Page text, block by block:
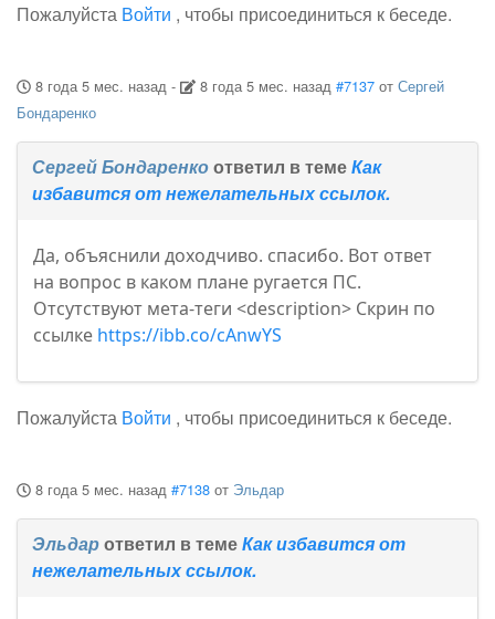
Пожалуйста Войти , чтобы присоединиться к беседе.
8 года 5 мес. назад- 8 года 5 мес. назад #7137 отСергей
Бондаренко
Сергей Бондаренкоответил в темеКак
избавится от нежелательных ссылок.
Да, объяснили доходчиво. спасибо. Вот ответ
на вопрос в каком плане ругается ПС.
Отсутствуют мета-теги <description> Скрин по
ссылке https://ibb.co/cAnwYS
Пожалуйста Войти , чтобы присоединиться к беседе.
8 года 5 мес. назад #7138 от Эльдар
Эльдарответил в темеКак избавится от
нежелательных ссылок.